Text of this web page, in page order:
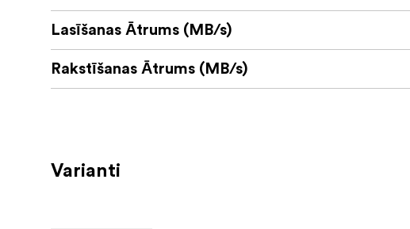
Uzlabota siltuma izkliedēšana
intensīvas lietošanas un ārkārtīgi ātras pārsūtīšanas
Uzbūvēts stabili Pateicoties izturīgajai konstrukcijai,
aizsardzība pret kritieniem no augstuma līdz 6,6'.
Saglabājiet savus failus
Lasīšanas Ātrums (MB/s)
Rakstīšanas Ātrums (MB/s)
Varianti